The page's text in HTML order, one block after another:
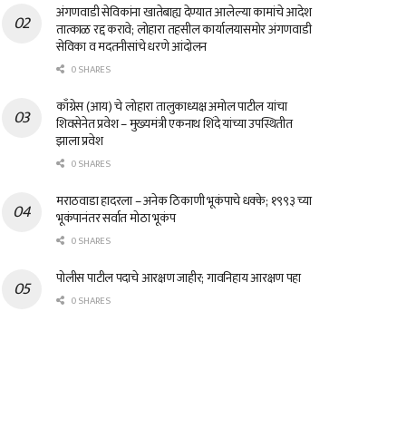
अंगणवाडी सेविकांना खातेबाह्य देण्यात आलेल्या कामांचे आदेश
तात्काळ रद्द करावे; लोहारा तहसील कार्यालयासमोर अंगणवाडी
सेविका व मदतनीसांचे धरणे आंदोलन
0 SHARES
काँग्रेस (आय) चे लोहारा तालुकाध्यक्ष अमोल पाटील यांचा
शिवसेनेत प्रवेश – मुख्यमंत्री एकनाथ शिंदे यांच्या उपस्थितीत
झाला प्रवेश
0 SHARES
मराठवाडा हादरला – अनेक ठिकाणी भूकंपाचे धक्के; १९९३ च्या
भूकंपानंतर सर्वात मोठा भूकंप
0 SHARES
पोलीस पाटील पदाचे आरक्षण जाहीर; गावनिहाय आरक्षण पहा
0 SHARES